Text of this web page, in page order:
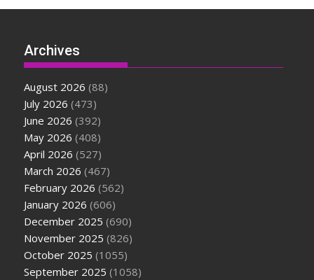
Archives
August 2026 (88)
July 2026 (473)
June 2026 (392)
May 2026 (408)
April 2026 (527)
March 2026 (467)
February 2026 (562)
January 2026 (606)
December 2025 (690)
November 2025 (826)
October 2025 (1055)
September 2025 (1058)